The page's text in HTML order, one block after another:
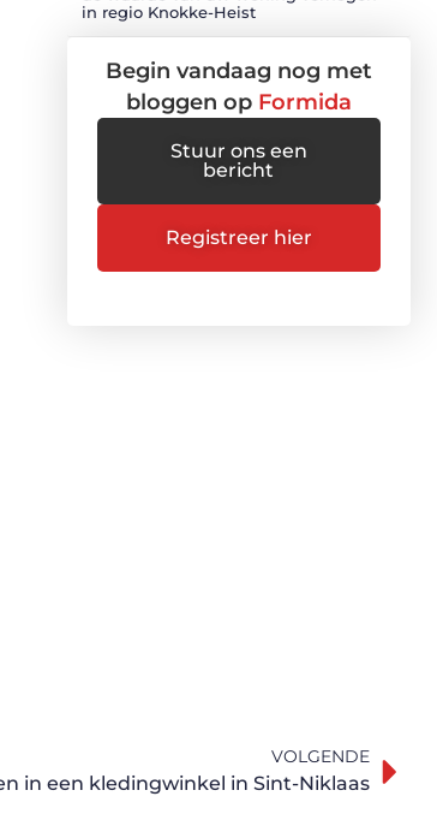
in regio Knokke-Heist
Begin vandaag nog met
bloggen op Formida
Stuur ons een
bericht
Registreer hier
VOLGENDE
in een kledingwinkel in Sint-Niklaas